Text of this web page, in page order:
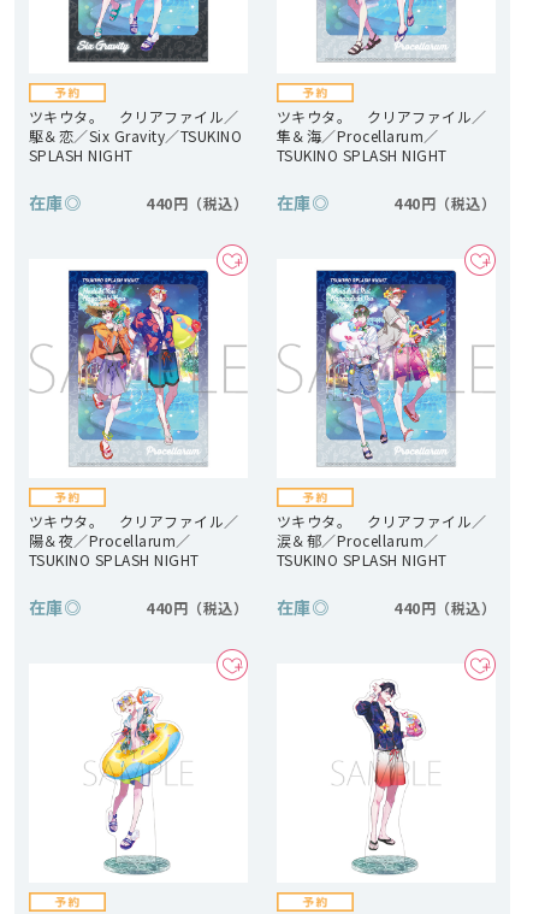
ツキウタ。 クリアファイル／
駆＆恋／Six Gravity／TSUKINO
SPLASH NIGHT
在庫◎ 440円
ツキウタ。 クリアファイル／
隼＆海／Procellarum／
TSUKINO SPLASH NIGHT
在庫◎ 440円
ツキウタ。 クリアファイル／
陽＆夜／Procellarum／
TSUKINO SPLASH NIGHT
在庫◎ 440円
ツキウタ。 クリアファイル／
涙＆郁／Procellarum／
TSUKINO SPLASH NIGHT
在庫◎ 440円